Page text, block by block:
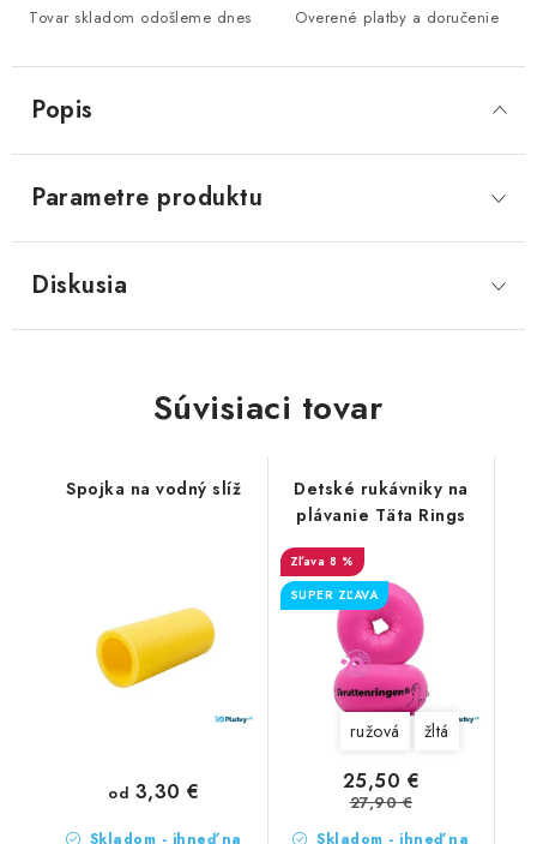
Tovar skladom odošleme dnes Overené platby a doručenie
Popis
Parametre produktu
Diskusia
Súvisiaci tovar
Spojka na vodný slíž
Skladom - ihneď na
od 3,30 €
Detské rukávniky na
plávanie Täta Rings
8 %
SUPER ZĽAVA
ružová žltá
Skladom - ihneď na
25,50 €
27,90 €